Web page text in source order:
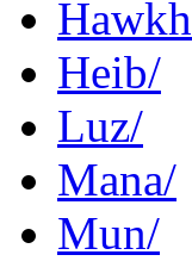
Heib/
Luz/
Mana/
Mun/